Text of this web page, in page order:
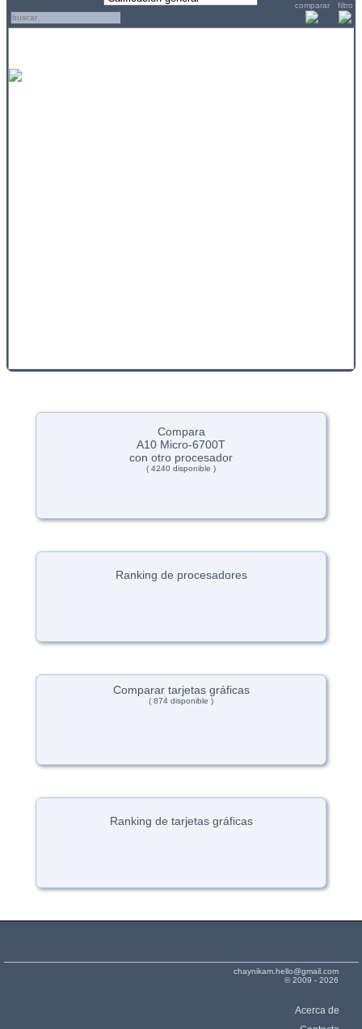
comparar filtro
Compara
A10 Micro-6700T
con otro procesador
( 4240 disponible )
Ranking de procesadores
Comparar tarjetas gráficas
( 874 disponible )
Ranking de tarjetas gráficas
chaynikam.hello@gmail.com
© 2009 - 2026
Acerca de